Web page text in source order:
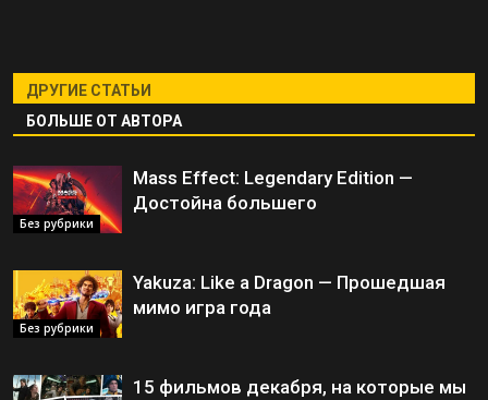
ДРУГИЕ СТАТЬИ
БОЛЬШЕ ОТ АВТОРА
Без рубрики
Mass Effect: Legendary Edition —
Достойна большего
Без рубрики
Yakuza: Like a Dragon — Прошедшая
мимо игра года
15 фильмов декабря, на которые мы